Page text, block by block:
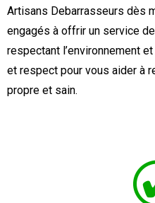
Artisans Debarrasseurs dès
engagés à offrir un service
respectant l’environnement
et respect pour vous aider à
propre et sain.